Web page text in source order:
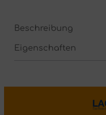
Beschreibung
Eigenschaften